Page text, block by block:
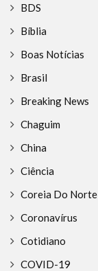
BDS
Bíblia
Boas Notícias
Brasil
Breaking News
Chaguim
China
Ciência
Coreia Do Norte
Coronavírus
Cotidiano
COVID-19